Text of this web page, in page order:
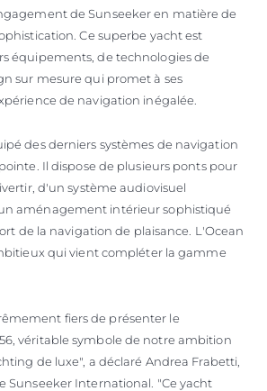
de Sunseeker en matière de
Ce superbe yacht est
équipements, de technologies de
sur mesure qui promet à ses
de navigation inégalée.
des derniers systèmes de navigation
Il dispose de plusieurs ponts pour
d'un système audiovisuel
aménagement intérieur sophistiqué
de la navigation de plaisance. L'Ocean
qui vient compléter la gamme
fiers de présenter le
véritable symbole de notre ambition
de luxe", a déclaré Andrea Frabetti,
Sunseeker International. "Ce yacht